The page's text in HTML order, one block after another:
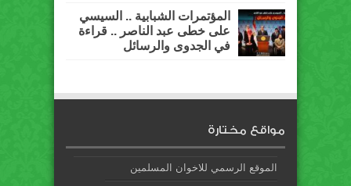
المؤتمرات الشبابية .. السيسي
على خطى عبد الناصر .. قراءة
في الجدوى والرسائل
مواقع مختارة
الموقع الرسمي للاخوان المسلمين